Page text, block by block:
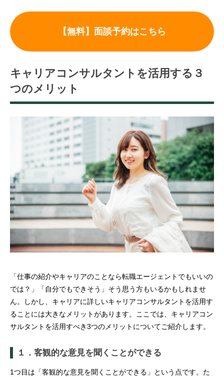
【無料】面談予約はこちら
キャリアコンサルタントを活用する３
つのメリット
「仕事の紹介やキャリアのことなら転職エージェントでもいいの
では？」「自分でもできそう」そう思う方もいるかもしれませ
ん。しかし、キャリアに詳しいキャリアコンサルタントを活用す
ることには大きなメリットがあります。ここでは、キャリアコン
サルタントを活用すべき3つのメリットについてご紹介します。
１．客観的な意見を聞くことができる
1つ目は「客観的な意見を聞くことができる」という点です。た